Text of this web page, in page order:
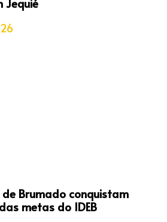
de Brumado conquistam
metas do IDEB